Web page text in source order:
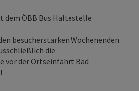
dem ÖBB Bus Haltestelle
besucherstarken Wochenenden
die
vor der Ortseinfahrt Bad